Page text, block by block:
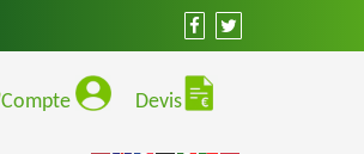
Compte Devis